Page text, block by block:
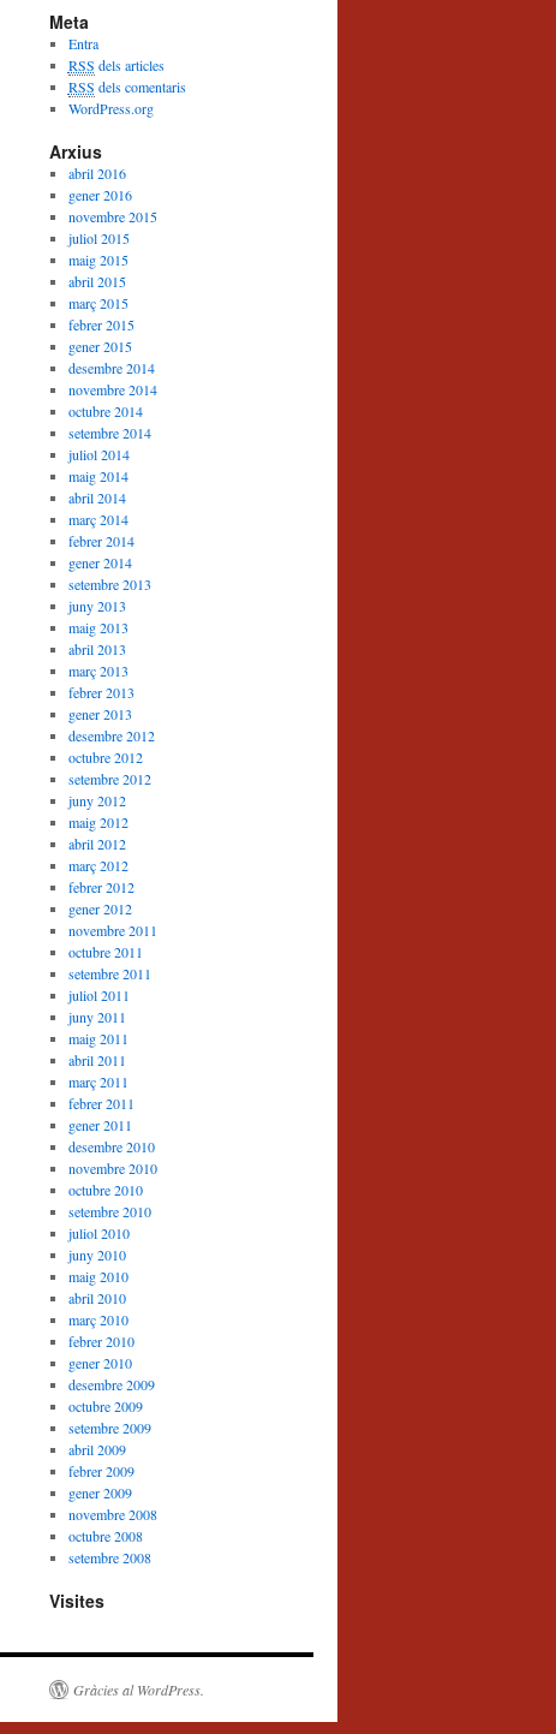
Meta
Entra
RSS dels articles
RSS dels comentaris
WordPress.org
Arxius
abril 2016
gener 2016
novembre 2015
juliol 2015
maig 2015
abril 2015
març 2015
febrer 2015
gener 2015
desembre 2014
novembre 2014
octubre 2014
setembre 2014
juliol 2014
maig 2014
abril 2014
març 2014
febrer 2014
gener 2014
setembre 2013
juny 2013
maig 2013
abril 2013
març 2013
febrer 2013
gener 2013
desembre 2012
octubre 2012
setembre 2012
juny 2012
maig 2012
abril 2012
març 2012
febrer 2012
gener 2012
novembre 2011
octubre 2011
setembre 2011
juliol 2011
juny 2011
maig 2011
abril 2011
març 2011
febrer 2011
gener 2011
desembre 2010
novembre 2010
octubre 2010
setembre 2010
juliol 2010
juny 2010
maig 2010
abril 2010
març 2010
febrer 2010
gener 2010
desembre 2009
octubre 2009
setembre 2009
abril 2009
febrer 2009
gener 2009
novembre 2008
octubre 2008
setembre 2008
Visites
Gràcies al WordPress.